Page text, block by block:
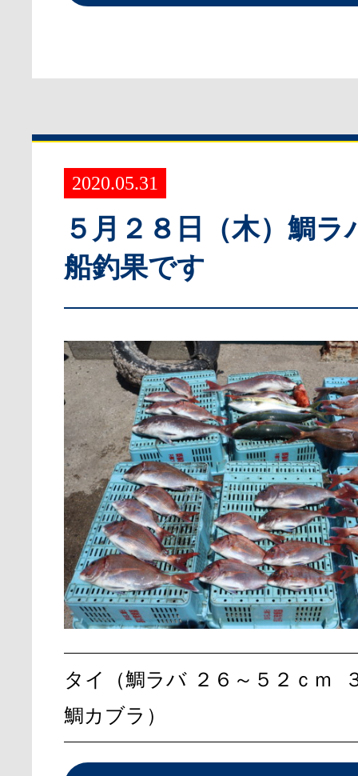
2020.05.31
５月２８日（木）鯛ラ
船釣果です
タイ（鯛ラバ
鯛カブラ）
２６～５２ｃｍ